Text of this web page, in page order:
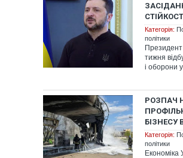
Категорія:
політики
тижня
і оборони
РОЗПАЧ
БІЗНЕСУ
Категорія:
політики
Економіка